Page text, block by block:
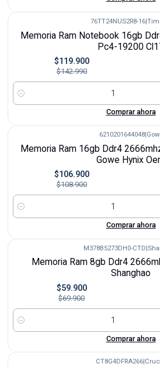
76TT24NUS2R8-16|
Memoria Ram Notebook 16gb
Pc4-19200
$119.900
$142.990
Cantidad
Comprar ahora
6210201644048|
Memoria Ram 16gb Ddr4
Gowe Hynix
$106.900
$108.900
Cantidad
Comprar ahora
M378B5273DH0-CTD|
Memoria Ram 8gb Ddr4
Shanghao
$59.900
$69.900
Cantidad
Comprar ahora
CT8G4DFRA266|